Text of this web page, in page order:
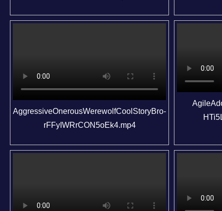
AggressiveOnerousWerewolfCoolStoryBro-
rFFyIWRrCON5oEk4.mp4